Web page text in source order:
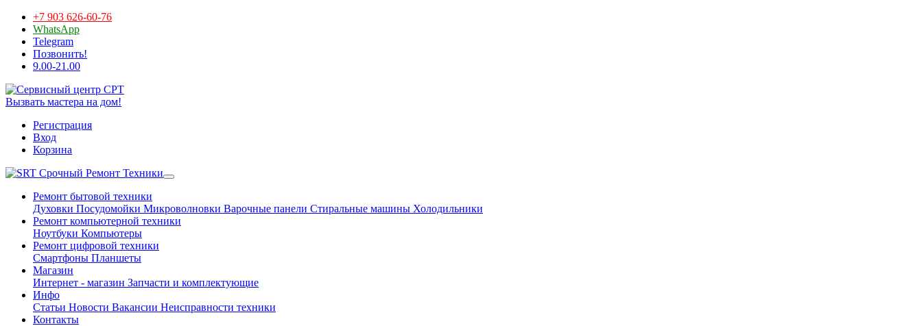
+7 903 626-60-76
WhatsApp
Telegram
Позвонить!
9.00-21.00
Вызвать мастера на дом!
Регистрация
Вход
Корзина
Срочный Ремонт Техники
Ремонт бытовой техники
Духовки Посудомойки Микроволновки Варочные панели Стиральные машины Холодильники
Ремонт компьютерной техники
Ноутбуки Компьютеры
Ремонт цифровой техники
Смартфоны Планшеты
Магазин
Интернет - магазин Запчасти и комплектующие
Инфо
Статьи Новости Вакансии Неисправности техники
Контакты